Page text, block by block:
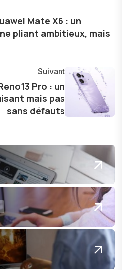
technologiques. Armé
j'aime dévoiler les
innovations, partageant
découvertes avec la
des frontières de la
de présenter aux
de ce que le futur
Mate X6 : un
pliant ambitieux, mais
Suivant
Pro : un
mais pas
sans défauts